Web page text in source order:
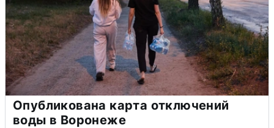
Опубликована карта отключений
воды в Воронеже